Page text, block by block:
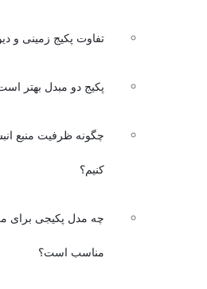
تفاوت پکیج زمینی و
پکیج دو مبدل بهتر
چگونه ظرفیت منبع
کنیم؟
چه مدل پکیجی برای
مناسب است؟